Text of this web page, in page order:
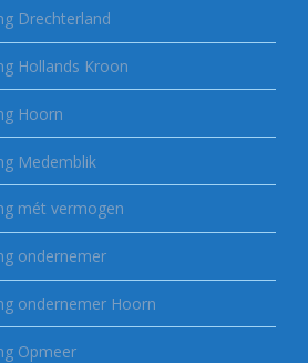
Drechterland
Hollands Kroon
Hoorn
Medemblik
mét vermogen
ondernemer
ondernemer Hoorn
Opmeer